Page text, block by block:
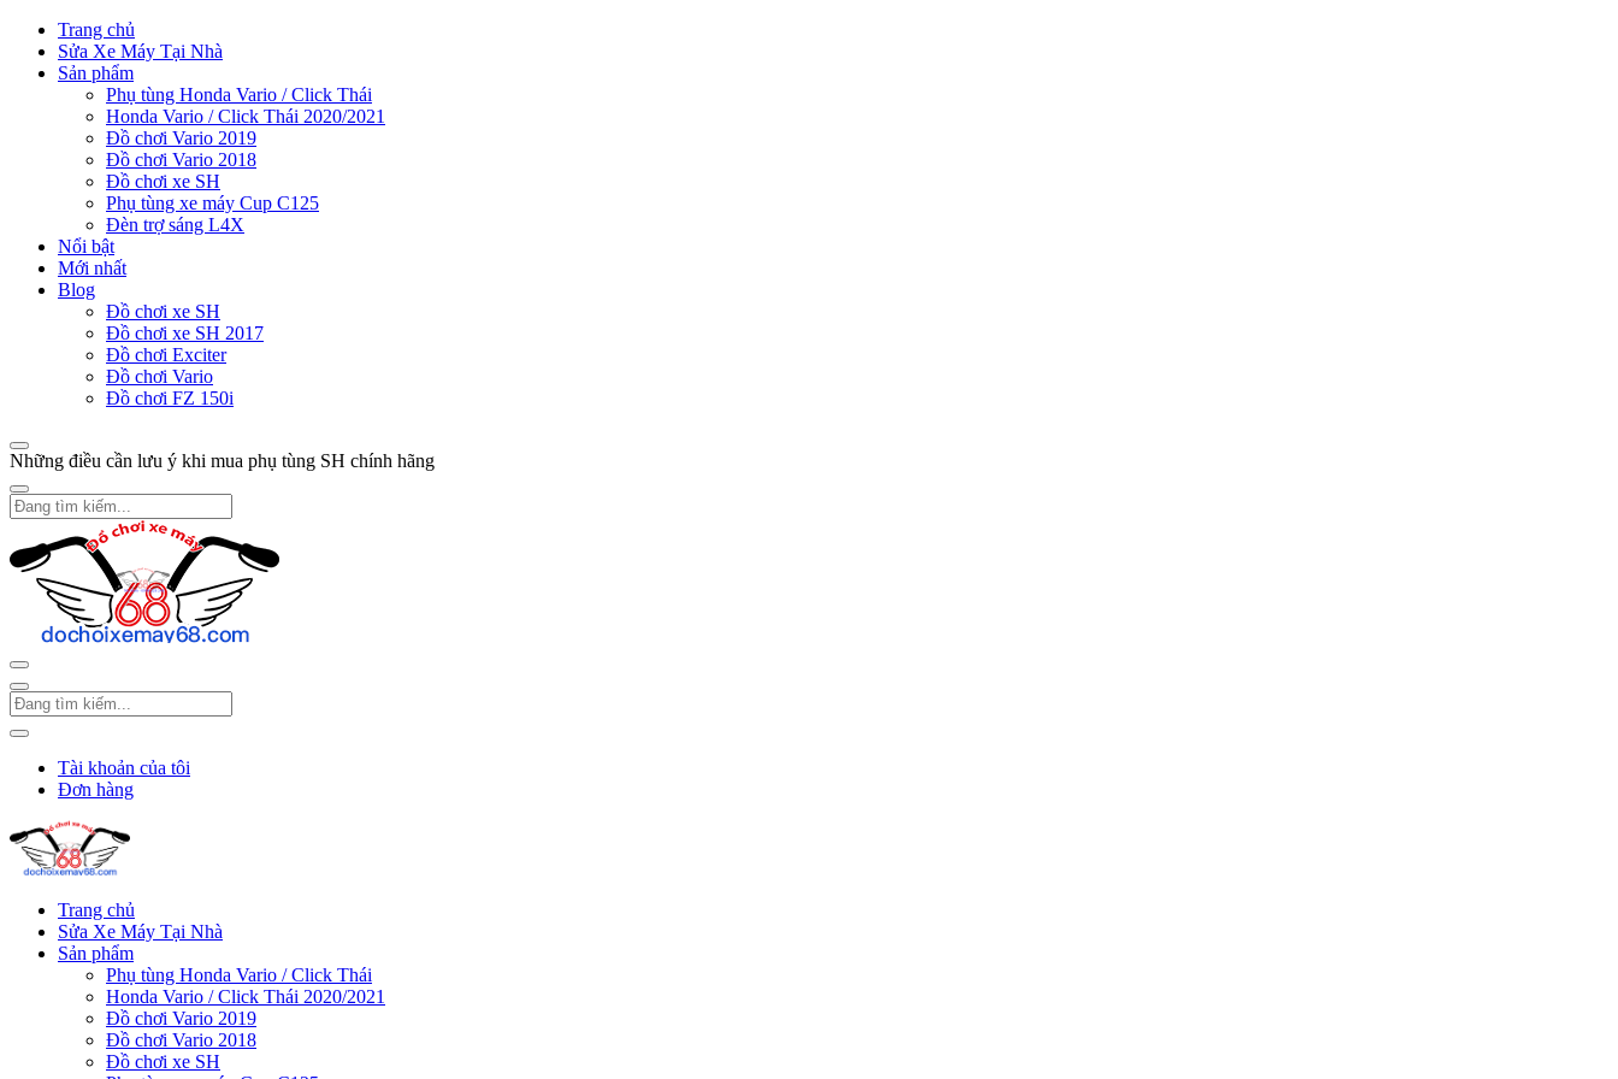
Trang chủ
Sửa Xe Máy Tại Nhà
Sản phẩm
Phụ tùng Honda Vario / Click Thái
Honda Vario / Click Thái 2020/2021
Đồ chơi Vario 2019
Đồ chơi Vario 2018
Đồ chơi xe SH
Phụ tùng xe máy Cup C125
Đèn trợ sáng L4X
Nổi bật
Mới nhất
Blog
Đồ chơi xe SH
Đồ chơi xe SH 2017
Đồ chơi Exciter
Đồ chơi Vario
Đồ chơi FZ 150i
Những điều cần lưu ý khi mua phụ tùng SH chính hãng
Tài khoản của tôi
Đơn hàng
Trang chủ
Sửa Xe Máy Tại Nhà
Sản phẩm
Phụ tùng Honda Vario / Click Thái
Honda Vario / Click Thái 2020/2021
Đồ chơi Vario 2019
Đồ chơi Vario 2018
Đồ chơi xe SH